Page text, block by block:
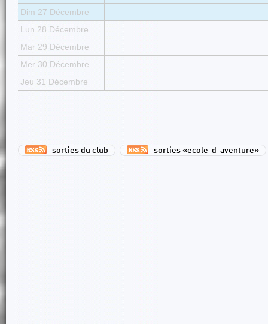
Dim 27 Décembre
Lun 28 Décembre
Mar 29 Décembre
Mer 30 Décembre
Jeu 31 Décembre
sorties du club sorties «ecole-d-aventure»